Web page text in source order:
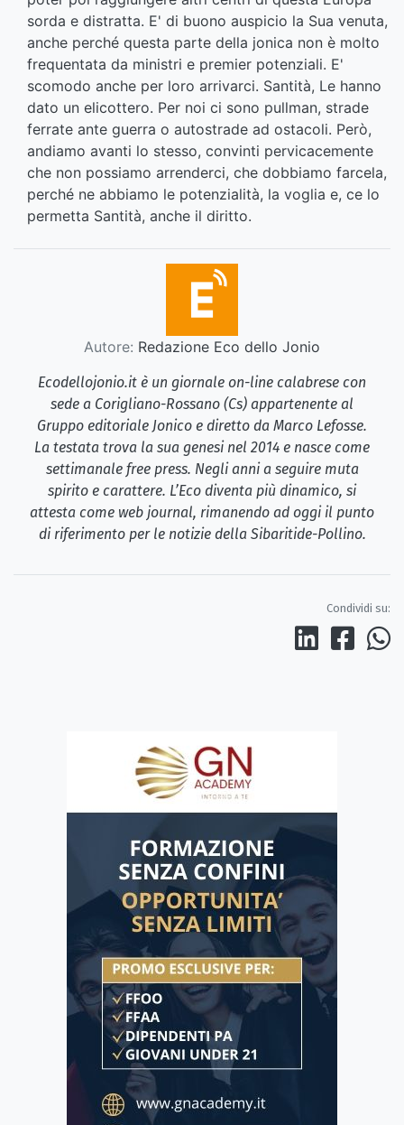
sorda e distratta. E' di buono auspicio la Sua venuta,
anche perché questa parte della jonica non è molto
frequentata da ministri e premier potenziali. E'
scomodo anche per loro arrivarci. Santità, Le hanno
dato un elicottero. Per noi ci sono pullman, strade
ferrate ante guerra o autostrade ad ostacoli. Però,
andiamo avanti lo stesso, convinti pervicacemente
che non possiamo arrenderci, che dobbiamo farcela,
perché ne abbiamo le potenzialità, la voglia e, ce lo
permetta Santità, anche il diritto.
Autore: Redazione Eco dello Jonio
Ecodellojonio.it è un giornale on-line calabrese con
sede a Corigliano-Rossano (Cs) appartenente al
Gruppo editoriale Jonico e diretto da Marco Lefosse.
La testata trova la sua genesi nel 2014 e nasce come
settimanale free press. Negli anni a seguire muta
spirito e carattere. L’Eco diventa più dinamico, si
attesta come web journal, rimanendo ad oggi il punto
di riferimento per le notizie della Sibaritide-Pollino.
Condividi su: